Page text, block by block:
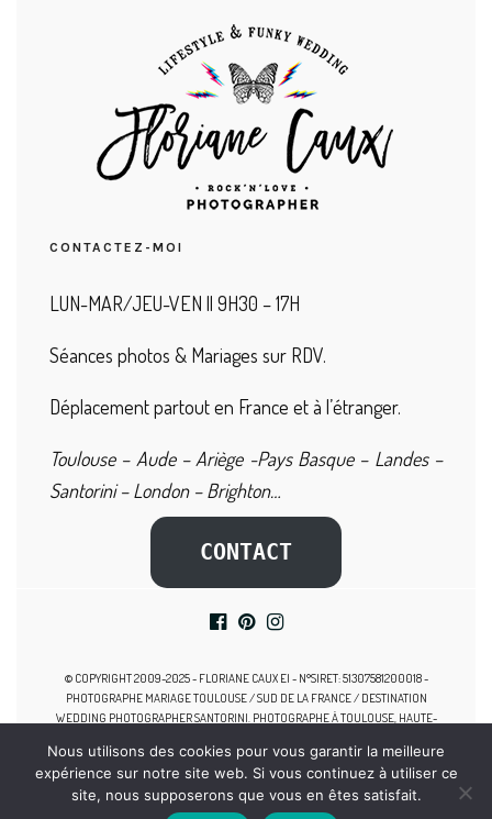
CONTACTEZ-MOI
LUN-MAR/JEU-VEN || 9H30 – 17H
Séances photos & Mariages sur RDV.
Déplacement partout en France et à l’étranger.
Toulouse – Aude – Ariège -Pays Basque – Landes –
Santorini – London – Brighton…
CONTACT
© COPYRIGHT 2009-2025 - FLORIANE CAUX EI - N°SIRET: 51307581200018 -
PHOTOGRAPHE MARIAGE TOULOUSE / SUD DE LA FRANCE / DESTINATION
WEDDING PHOTOGRAPHER SANTORINI. PHOTOGRAPHE À TOULOUSE, HAUTE-
GROSSESSE TOULOUSE, SEANCE PHOTO NAISSANCE, PHOTOGRAPHE FAMILLE
TOULOUSE, PHOTOGRAPHE NOUVEAU-NE TOULOUSE.
Nous utilisons des cookies pour vous garantir la meilleure
expérience sur notre site web. Si vous continuez à utiliser ce
site, nous supposerons que vous en êtes satisfait.